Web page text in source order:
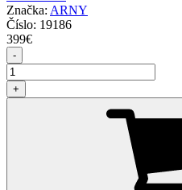
Značka: ARNY
Číslo: 19186
399€
-
+